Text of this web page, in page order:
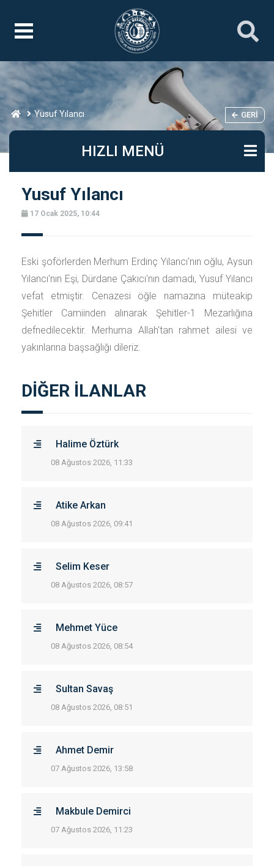
Yusuf Yılancı GERI
HIZLI MENÜ
Yusuf Yılancı
17 Ocak 2025, 10:44
Eski şoförlerden Merhum Erdinç Yılancı'nın oğlu, Aysun
Yılancı'nın Eşi, Dürdane Çakıcı'nın damadı, Yusuf Yılancı
vefat etmiştir. Cenazesi öğle namazına müteakip
Şehitler Camiinden alınarak Şehitler-1 Mezarlığına
defnedilecektir. Merhuma Allah'tan rahmet ailesi ve
yakınlarına başsağlığı dileriz.
DİĞER İLANLAR
Halime Öztürk
08 Ağustos 2026, 11:33
Atike Arkan
08 Ağustos 2026, 09:41
Selim Keser
08 Ağustos 2026, 08:57
Mehmet Yüce
08 Ağustos 2026, 08:54
Sultan Savaş
08 Ağustos 2026, 08:51
Ahmet Demir
07 Ağustos 2026, 13:58
Makbule Demirci
07 Ağustos 2026, 11:23